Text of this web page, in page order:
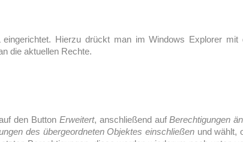
Hierzu drückt man im Windows Explorer
die aktuellen Rechte.
den Button Erweitert, anschließend aufBerechtigungen
des übergeordneten Objektes einschließen und wählt,